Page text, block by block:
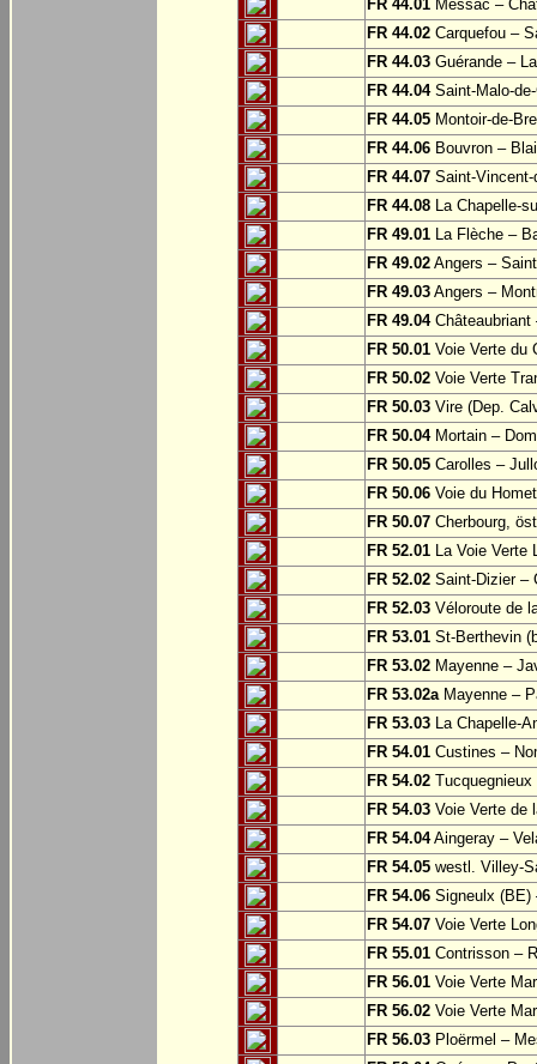
FR 44.01 Messac –
FR 44.02 Carquefou –
FR 44.03 Guérande –
FR 44.04Saint-Malo-
FR 44.05 Montoir-de-
FR 44.06 Bouvron –
FR 44.07 Saint-
FR 44.08 La Chapelle-
FR 49.01 La Flèche –
FR 49.02 Angers –
FR 49.03 Angers –
FR 49.04Châteaubriant
FR 50.01 Voie Verte du
FR 50.02 Voie Verte
FR 50.03 Vire (Dep.
FR 50.04Mortain –
FR 50.05 Carolles –
FR 50.06 Voie du
FR 50.07 Cherbourg,
FR 52.01 La Voie Verte
FR 52.02 Saint-Dizier –
FR 52.03 Véloroute de
FR 53.01 St-Berthevin
FR 53.02 Mayenne –
FR 53.02aMayenne –
FR 53.03 La Chapelle-
FR 54.01 Custines –
FR 54.02 Tucquegnieux
FR 54.03 Voie Verte de
FR 54.04Aingeray –
FR 54.05 westl. Villey-
FR 54.06 Signeulx (BE)
FR 54.07 Voie Verte
FR 55.01 Contrisson –
FR 56.01 Voie Verte
FR 56.02 Voie Verte
FR 56.03 Ploërmel –